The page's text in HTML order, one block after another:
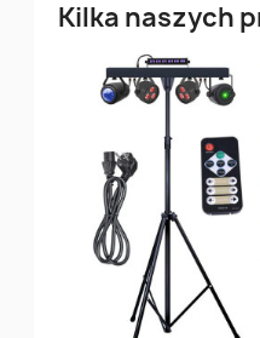
Kilka naszych